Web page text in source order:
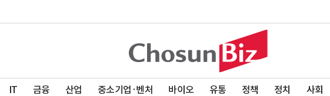
IT 금융 산업 중소기업·벤처 바이오 유통 정책 정치 사회